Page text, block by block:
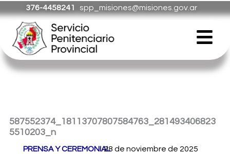
al
contenido
376-4458241 spp_misiones@misiones.gov.ar
587552374_18113707807584763_281493406823
5510203_n
PRENSA Y CEREMONIAL/
28 de noviembre de 2025